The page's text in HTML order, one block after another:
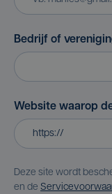
Bedrijf of
Website waarop
Deze site wordt
en de